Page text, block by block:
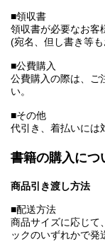
■領収書
領収書が必要なお客
(宛名、但し書き等
■公費購入
公費購入の際は、ご
い。
■その他
代引き、着払いには
書籍の購入につ
商品引き渡し方法
■配送方法
商品サイズに応じて
ックのいずれかで発